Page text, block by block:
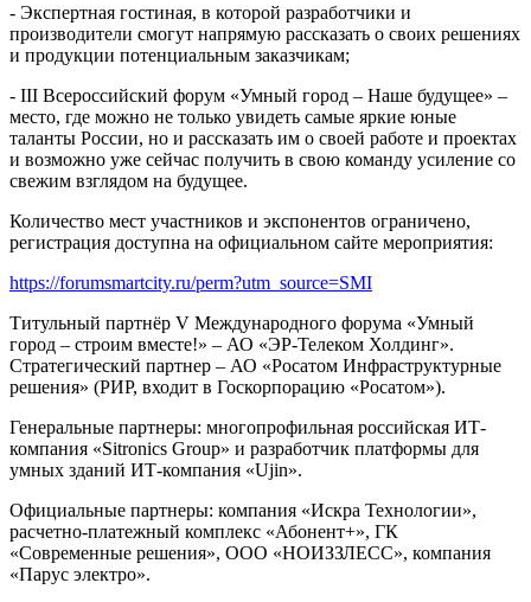
- Экспертная гостиная, в которой разработчики и
производители смогут напрямую рассказать о своих решениях
и продукции потенциальным заказчикам;
- III Всероссийский форум «Умный город – Наше будущее» –
место, где можно не только увидеть самые яркие юные
таланты России, но и рассказать им о своей работе и проектах
и возможно уже сейчас получить в свою команду усиление со
свежим взглядом на будущее.
Количество мест участников и экспонентов ограничено,
регистрация доступна на официальном сайте мероприятия:
https://forumsmartcity.ru/perm?utm_source=SMI
Титульный партнёр V Международного форума «Умный
город – строим вместе!» – АО «ЭР-Телеком Холдинг».
Стратегический партнер – АО «Росатом Инфраструктурные
решения» (РИР, входит в Госкорпорацию «Росатом»).
Генеральные партнеры: многопрофильная российская ИТ-
компания «Sitronics Group» и разработчик платформы для
умных зданий ИТ-компания «Ujin».
Официальные партнеры: компания «Искра Технологии»,
расчетно-платежный комплекс «Абонент+», ГК
«Современные решения», ООО «НОИЗЗЛЕСС», компания
«Парус электро».